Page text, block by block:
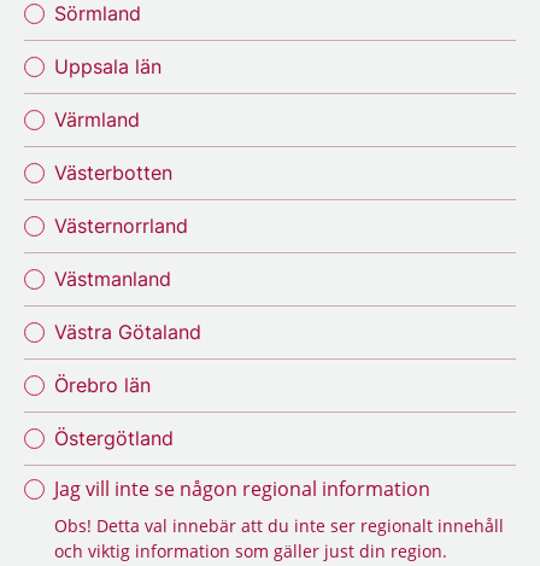
Sörmland
Uppsala län
Värmland
Västerbotten
Västernorrland
Västmanland
Västra Götaland
Örebro län
Östergötland
Jag vill inte se någon regional information
Obs! Detta val innebär att du inte ser regionalt innehåll
och viktig information som gäller just din region.